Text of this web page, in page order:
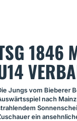
1846
Jungs vom Bieberer
nach
ein